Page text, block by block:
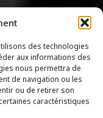
des technologies
aux informations des
nous permettra de
de navigation ou les
ou de retirer son
caractéristiques